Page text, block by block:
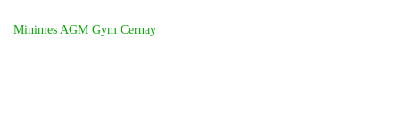
Minimes AGM Gym Cernay